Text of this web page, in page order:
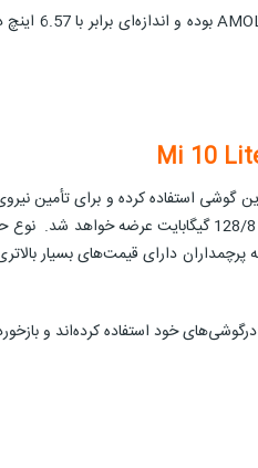
Mi 10
خود استفاده کرده‌اند و بازخورد و عملکرد